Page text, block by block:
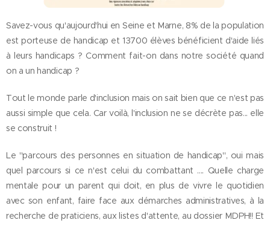
Savez-vous qu'aujourd'hui en Seine et Marne, 8% de la population
est porteuse de handicap et 13700 élèves bénéficient d'aide liés
à leurs handicaps ? Comment fait-on dans notre société quand
on a un handicap ?
Tout le monde parle d'inclusion mais on sait bien que ce n'est pas
aussi simple que cela. Car voilà, l'inclusion ne se décrète pas... elle
se construit !
Le "parcours des personnes en situation de handicap", oui mais
quel parcours si ce n'est celui du combattant .... Quelle charge
mentale pour un parent qui doit, en plus de vivre le quotidien
avec son enfant, faire face aux démarches administratives, à la
recherche de praticiens, aux listes d'attente, au dossier MDPH!! Et